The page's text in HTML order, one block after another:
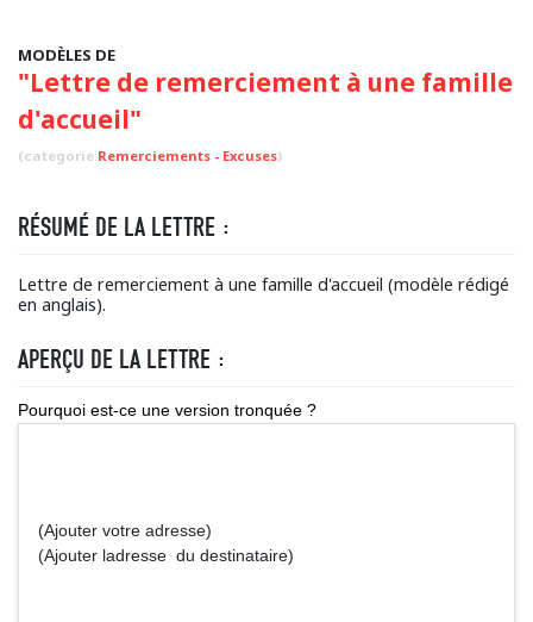
MODÈLES DE
"Lettre de remerciement à une famille
d'accueil"
(categorie Remerciements - Excuses)
RÉSUMÉ DE LA LETTRE :
Lettre de remerciement à une famille d'accueil (modèle rédigé
en anglais).
APERÇU DE LA LETTRE :
Pourquoi est-ce une version tronquée ?
(Ajouter votre adresse)
(Ajouter ladresse du destinataire)